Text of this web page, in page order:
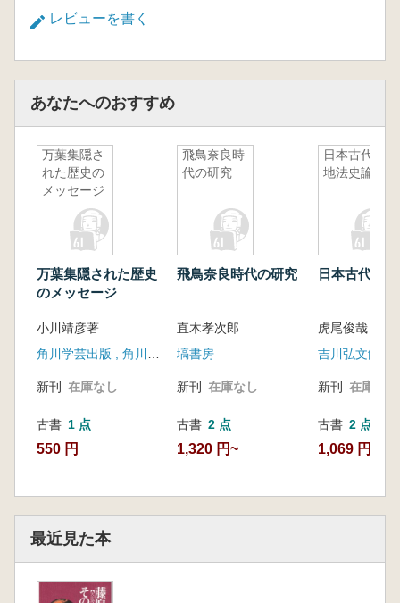
レビューを書く
あなたへのおすすめ
万葉集隠さ
れた歴史の
メッセージ
万葉集隠された歴史
のメッセージ
小川靖彦著
新刊 在庫なし
古書 1 点
550 円
飛鳥奈良時
代の研究
飛鳥奈良時代の研究
直木孝次郎
塙書房
新刊 在庫なし
古書 2 点
1,320 円~
日本古代土
地法史論
日本古代土
虎尾俊哉
吉川弘文館
新刊 在庫なし
古書 2 点
1,069 円~
最近見た本